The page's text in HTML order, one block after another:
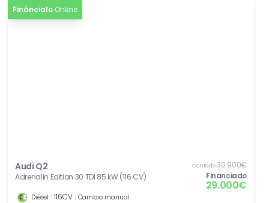
Fináncialo Online
Audi Q2
Adrenalin Edition 30 TDI 85 kW (116 CV)
Contado30.900€
Financiado
29.000€
Diésel 116CV Cambio manual